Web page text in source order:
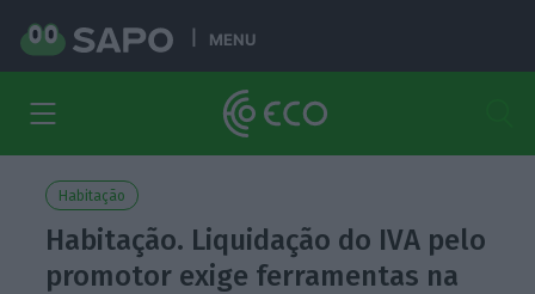
MENU
Habitação
Habitação. Liquidação do IVA pelo
promotor exige ferramentas na